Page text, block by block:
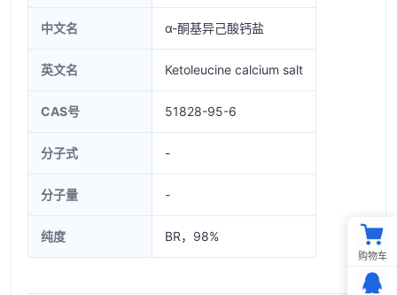
中文名 α-酮基异己酸钙盐
英文名 Ketoleucine calcium salt
CAS号 51828-95-6
分子式 -
分子量 -
纯度 BR，98%
购物车